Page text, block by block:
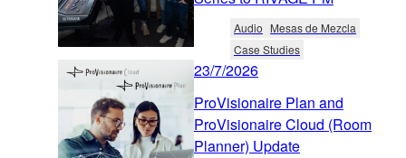
Audio Mesas de Mezcla
Case Studies
23/7/2026
ProVisionaire Plan and
ProVisionaire Cloud (Room
Planner) Update